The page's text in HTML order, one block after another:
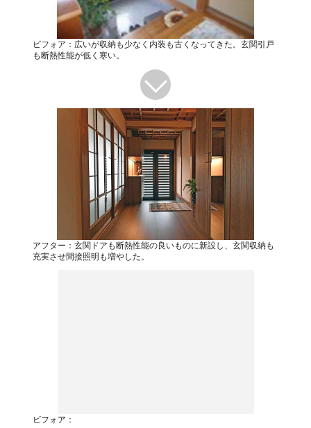
ビフォア：広いが収納も少なく内装も古くなってきた。玄関引戸
も断熱性能が低く寒い。
アフター：玄関ドアも断熱性能の良いものに新設し、玄関収納も
充実させ間接照明も増やした。
ビフォア：